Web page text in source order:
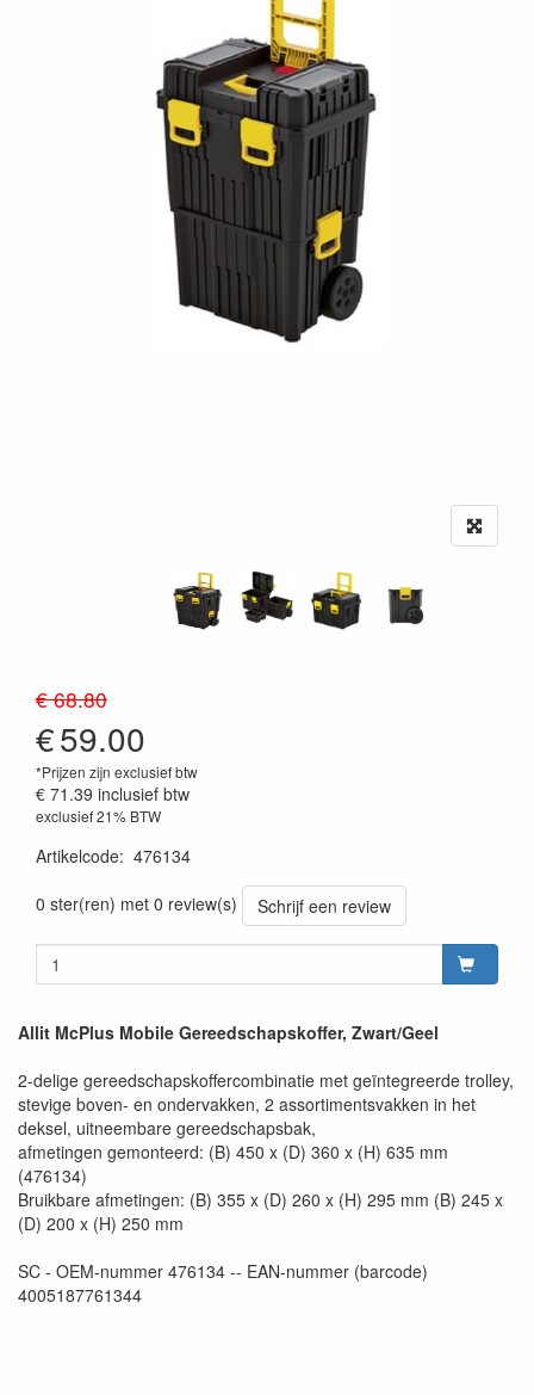
€ 68.80
€59.00
*Prijzen zijn exclusief btw
€ 71.39 inclusief btw
exclusief 21% BTW
Artikelcode: 476134
0 ster(ren) met 0 review(s)
Schrijf een review
Allit McPlus Mobile Gereedschapskoffer, Zwart/Geel
2-delige gereedschapskoffercombinatie met geïntegreerde trolley,
stevige boven- en ondervakken, 2 assortimentsvakken in het
deksel, uitneembare gereedschapsbak,
afmetingen gemonteerd: (B) 450 x (D) 360 x (H) 635 mm
(476134)
Bruikbare afmetingen: (B) 355 x (D) 260 x (H) 295 mm (B) 245 x
(D) 200 x (H) 250 mm
SC - OEM-nummer 476134 -- EAN-nummer (barcode)
4005187761344